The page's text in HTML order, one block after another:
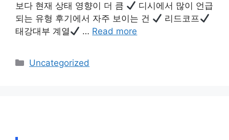
보다 현재 상태 영향이 더 큼
디시에서 많이 언급
되는 유형 후기에서 자주 보이는 건
리드코프
태강대부 계열
… Read more
Categories
Uncategorized